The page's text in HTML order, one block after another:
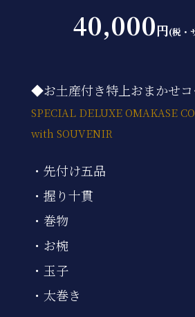
40,000円(税・
◆お土産付き特上おまかせコ
SPECIAL DELUXE OMAKASE
with SOUVENIR
・先付け五品
・握り十貫
・巻物
・お椀
・玉子
・太巻き